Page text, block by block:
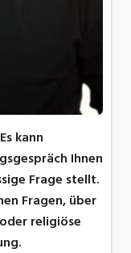
kann
Ihnen
Frage stellt.
Fragen, über
religiöse